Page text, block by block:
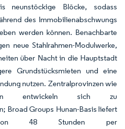
neunstöckige Blöcke, sodass
des Immobilienabschwungs
werden können. Benachbarte
neue Stahlrahmen-Modulwerke,
über Nacht in die Hauptstadt
Grundstücksmieten und eine
nutzen. Zentralprovinzen wie
entwickeln sich zu
Broad Groups Hunan-Basis liefert
48 Stunden per